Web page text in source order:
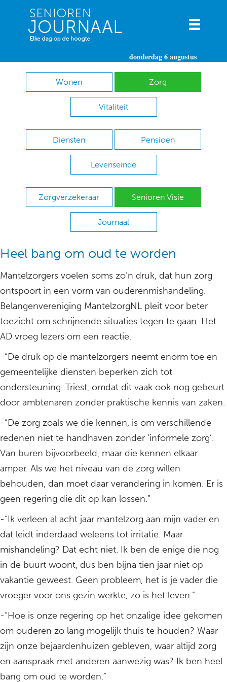
donderdag 6 augustus
Wonen Zorg
Vitaliteit
Diensten Pensioen
Levenseinde
Zorgverzekeraar Senioren Visie
Journaal
Heel bang om oud te worden
Mantelzorgers voelen soms zo’n druk, dat hun zorg
ontspoort in een vorm van ouderenmishandeling.
Belangenvereniging MantelzorgNL pleit voor beter
toezicht om schrijnende situaties tegen te gaan. Het
AD vroeg lezers om een reactie.
-“De druk op de mantelzorgers neemt enorm toe en
gemeentelijke diensten beperken zich tot
ondersteuning. Triest, omdat dit vaak ook nog gebeurt
door ambtenaren zonder praktische kennis van zaken.
-“De zorg zoals we die kennen, is om verschillende
redenen niet te handhaven zonder ‘informele zorg’.
Van buren bijvoorbeeld, maar die kennen elkaar
amper. Als we het niveau van de zorg willen
behouden, dan moet daar verandering in komen. Er is
geen regering die dit op kan lossen.”
-“Ik verleen al acht jaar mantelzorg aan mijn vader en
dat leidt inderdaad weleens tot irritatie. Maar
mishandeling? Dat echt niet. Ik ben de enige die nog
in de buurt woont, dus ben bijna tien jaar niet op
vakantie geweest. Geen probleem, het is je vader die
vroeger voor ons gezin werkte, zo is het leven.”
-“Hoe is onze regering op het onzalige idee gekomen
om ouderen zo lang mogelijk thuis te houden? Waar
zijn onze bejaardenhuizen gebleven, waar altijd zorg
en aanspraak met anderen aanwezig was? Ik ben heel
bang om oud te worden.”